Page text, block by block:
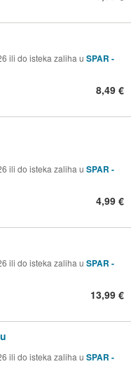
ili do isteka zaliha u SPAR -
8,49 €
ili do isteka zaliha u SPAR -
4,99 €
ili do isteka zaliha u SPAR -
13,99 €
ili do isteka zaliha u SPAR -